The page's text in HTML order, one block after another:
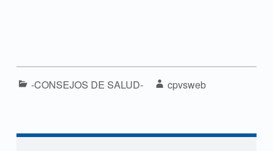
Categorized in:
-CONSEJOS DE SALUD- cpvsweb